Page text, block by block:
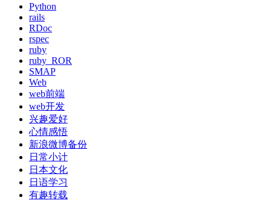
Python
rails
RDoc
rspec
ruby
ruby_ROR
SMAP
Web
web前端
web开发
兴趣爱好
心情感悟
新浪微博备份
日常小计
日本文化
日语学习
有趣转载